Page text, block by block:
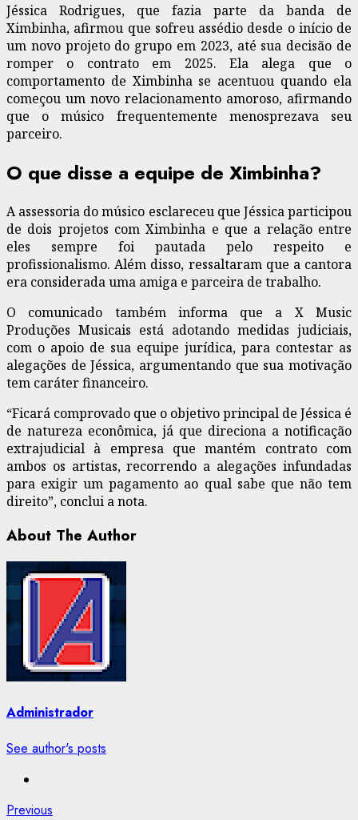
Jéssica Rodrigues, que fazia parte da banda de
Ximbinha, afirmou que sofreu assédio desde o início de
um novo projeto do grupo em 2023, até sua decisão de
romper o contrato em 2025. Ela alega que o
comportamento de Ximbinha se acentuou quando ela
começou um novo relacionamento amoroso, afirmando
que o músico frequentemente menosprezava seu
parceiro.
O que disse a equipe de Ximbinha?
A assessoria do músico esclareceu que Jéssica participou
de dois projetos com Ximbinha e que a relação entre
eles sempre foi pautada pelo respeito e
profissionalismo. Além disso, ressaltaram que a cantora
era considerada uma amiga e parceira de trabalho.
O comunicado também informa que a X Music
Produções Musicais está adotando medidas judiciais,
com o apoio de sua equipe jurídica, para contestar as
alegações de Jéssica, argumentando que sua motivação
tem caráter financeiro.
“Ficará comprovado que o objetivo principal de Jéssica é
de natureza econômica, já que direciona a notificação
extrajudicial à empresa que mantém contrato com
ambos os artistas, recorrendo a alegações infundadas
para exigir um pagamento ao qual sabe que não tem
direito”, conclui a nota.
About The Author
Administrador
See author's posts
Post
Previous